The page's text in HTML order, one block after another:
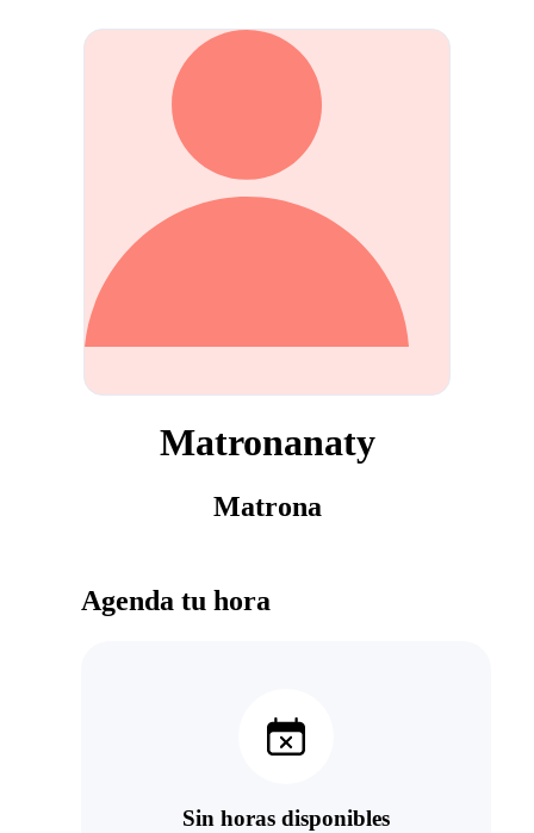
Matronanaty
Matrona
Agenda tu hora
Sin horas disponibles